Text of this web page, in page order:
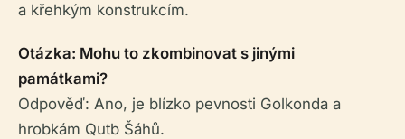
a křehkým konstrukcím.
Otázka: Mohu to zkombinovat s jinými
památkami?
Odpověď: Ano, je blízko pevnosti Golkonda a
hrobkám Qutb Šáhů.